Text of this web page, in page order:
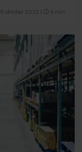
18 oktober 2022 4 min